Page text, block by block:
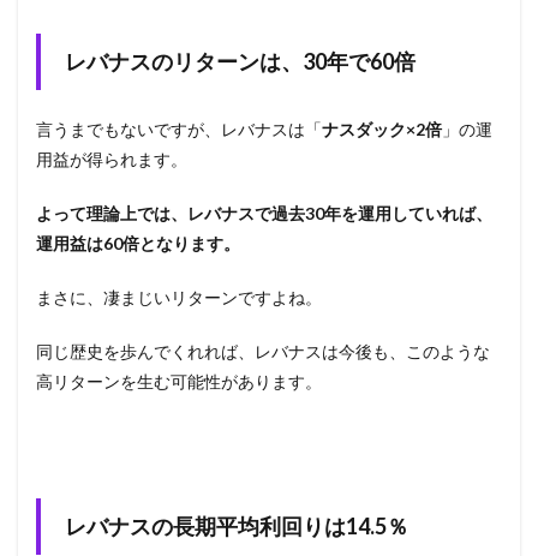
レバナスのリターンは、30年で60倍
言うまでもないですが、レバナスは「ナスダック×2倍」の運
用益が得られます。
よって理論上では、レバナスで過去30年を運用していれば、
運用益は60倍となります。
まさに、凄まじいリターンですよね。
同じ歴史を歩んでくれれば、レバナスは今後も、このような
高リターンを生む可能性があります。
レバナスの長期平均利回りは14.5％